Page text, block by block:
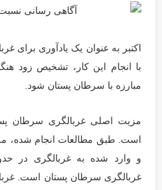
اکتبر به عنوان یک یادآوری برای
با انجام این کار، تشخیص زود
مبارزه با سرطان پستان شود.
مزیت اصلی غربالگری سرطان
غربالگری سرطان پستان است.